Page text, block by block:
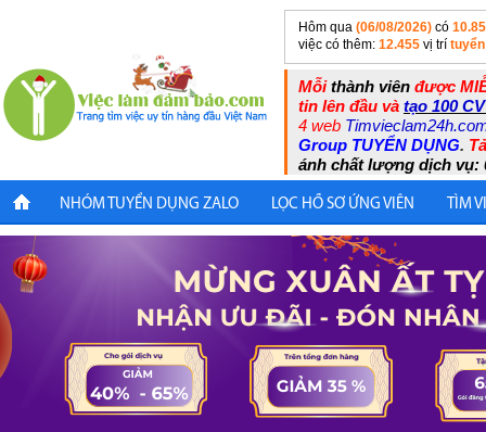
Hôm qua (06/08/2026) có
việc có thêm: 12.455 vị trí
Mỗithành viên được
tin lên đầu và tạo 100
4 web
Group TUYỂN DỤNG.
ánh chất lượng dịch vụ:
NHÓM TUYỂN DỤNG ZALO LỌC HỒ SƠ ỨNG VIÊN TÌM